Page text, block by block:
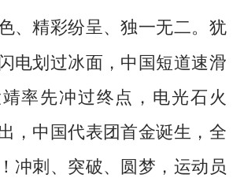
、精彩纷呈、独一无二。 犹
电划过冰面，中国短道速滑
率先冲过终点，电光石火
，中国代表团首金诞生，全
冲刺、突破、圆梦，运动员